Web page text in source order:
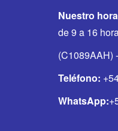
Nuestro
de 9 a 16
(C1089AAH)
Teléfono:
WhatsApp: